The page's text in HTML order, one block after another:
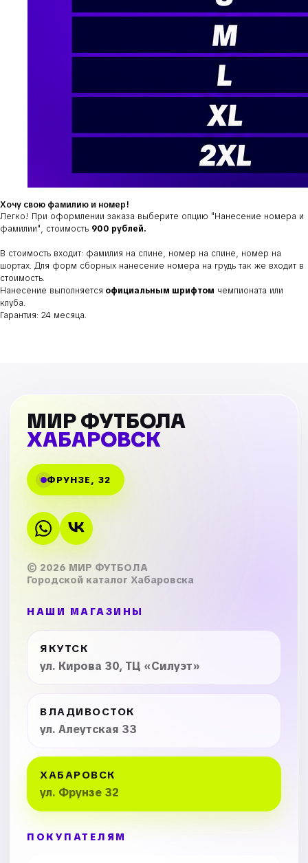
Хочу свою фамилию и номер!
Легко! При оформлении заказа выберите опцию "Нанесение номера и
фамилии", стоимость 900 рублей.
В стоимость входит: фамилия на спине, номер на спине, номер на
шортах. Для форм сборных нанесение номера на грудь так же входит в
стоимость.
Нанесение выполняется официальным шрифтом чемпионата или
клуба.
Гарантия: 24 месяца.
МИР ФУТБОЛА
ХАБАРОВСК
ФРУНЗЕ, 32
© 2026 МИР ФУТБОЛА
Городской каталог Хабаровска
НАШИ МАГАЗИНЫ
ЯКУТСК
ул. Кирова 30, ТЦ «Силуэт»
ВЛАДИВОСТОК
ул. Алеутская 33
ХАБАРОВСК
ул. Фрунзе 32
ПОКУПАТЕЛЯМ